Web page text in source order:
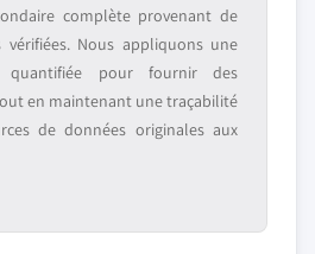
complète provenant de
vérifiées. Nous appliquons une
quantifiée pour fournir des
en maintenant une traçabilité
de données originales aux